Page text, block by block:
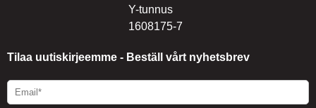
Y-tunnus
1608175-7
Tilaa uutiskirjeemme - Beställ vårt nyhetsbrev